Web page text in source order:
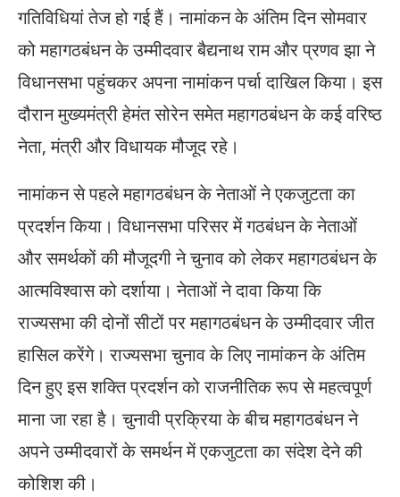
गतिविधियां तेज हो गई हैं। नामांकन के अंतिम दिन सोमवार
को महागठबंधन के उम्मीदवार बैद्यनाथ राम और प्रणव झा ने
विधानसभा पहुंचकर अपना नामांकन पर्चा दाखिल किया। इस
दौरान मुख्यमंत्री हेमंत सोरेन समेत महागठबंधन के कई वरिष्ठ
नेता, मंत्री और विधायक मौजूद रहे।
नामांकन से पहले महागठबंधन के नेताओं ने एकजुटता का
प्रदर्शन किया। विधानसभा परिसर में गठबंधन के नेताओं
और समर्थकों की मौजूदगी ने चुनाव को लेकर महागठबंधन के
आत्मविश्वास को दर्शाया। नेताओं ने दावा किया कि
राज्यसभा की दोनों सीटों पर महागठबंधन के उम्मीदवार जीत
हासिल करेंगे। राज्यसभा चुनाव के लिए नामांकन के अंतिम
दिन हुए इस शक्ति प्रदर्शन को राजनीतिक रूप से महत्वपूर्ण
माना जा रहा है। चुनावी प्रक्रिया के बीच महागठबंधन ने
अपने उम्मीदवारों के समर्थन में एकजुटता का संदेश देने की
कोशिश की।